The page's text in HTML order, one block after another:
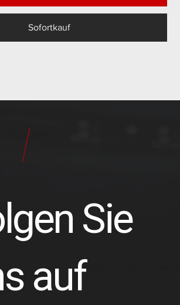
Sofortkauf
Sie
auf